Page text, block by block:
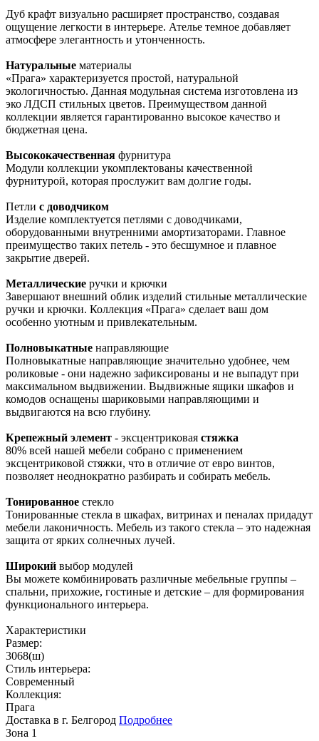
Дуб крафт визуально расширяет пространство, создавая
ощущение легкости в интерьере. Ателье темное добавляет
атмосфере элегантность и утонченность.
Натуральные материалы
«Прага» характеризуется простой, натуральной
экологичностью. Данная модульная система изготовлена из
эко ЛДСП стильных цветов. Преимуществом данной
коллекции является гарантированно высокое качество и
бюджетная цена.
Высококачественная фурнитура
Модули коллекции укомплектованы качественной
фурнитурой, которая прослужит вам долгие годы.
Петли с доводчиком
Изделие комплектуется петлями с доводчиками,
оборудованными внутренними амортизаторами. Главное
преимущество таких петель - это бесшумное и плавное
закрытие дверей.
Металлические ручки и крючки
Завершают внешний облик изделий стильные металлические
ручки и крючки. Коллекция «Прага» сделает ваш дом
особенно уютным и привлекательным.
Полновыкатные направляющие
Полновыкатные направляющие значительно удобнее, чем
роликовые - они надежно зафиксированы и не выпадут при
максимальном выдвижении. Выдвижные ящики шкафов и
комодов оснащены шариковыми направляющими и
выдвигаются на всю глубину.
Крепежный элемент - эксцентриковая стяжка
80% всей нашей мебели собрано с применением
эксцентриковой стяжки, что в отличие от евро винтов,
позволяет неоднократно разбирать и собирать мебель.
Тонированное стекло
Тонированные стекла в шкафах, витринах и пеналах придадут
мебели лаконичность. Мебель из такого стекла – это надежная
защита от ярких солнечных лучей.
Широкий выбор модулей
Вы можете комбинировать различные мебельные группы –
спальни, прихожие, гостиные и детские – для формирования
функционального интерьера.
Характеристики
Размер:
3068(ш)
Стиль интерьера:
Современный
Коллекция:
Прага
Доставка в г. Белгород Подробнее
Зона 1